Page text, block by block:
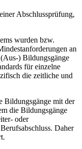
Abschlussprüfung,
wurden bzw.
an
) Bildungsgänge
für einzelne
die zeitliche und
Bildungsgänge mit der
die Bildungsgänge
oder
Daher